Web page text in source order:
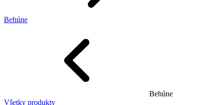
Behúne
Behúne
Všetky produkty